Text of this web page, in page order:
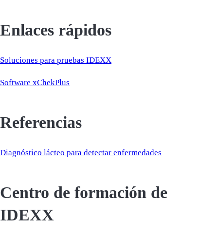
Enlaces rápidos
Soluciones para pruebas IDEXX
Software xChekPlus
Referencias
Diagnóstico lácteo para detectar enfermedades
Centro de formación de
IDEXX